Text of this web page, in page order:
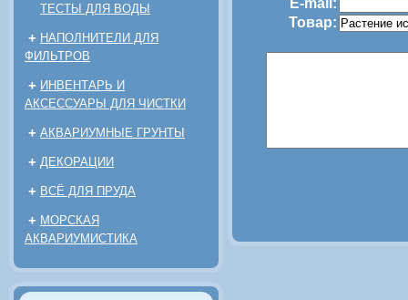
ТЕСТЫ ДЛЯ ВОДЫ
+ НАПОЛНИТЕЛИ ДЛЯ
ФИЛЬТРОВ
+ ИНВЕНТАРЬ И
АКСЕССУАРЫ ДЛЯ ЧИСТКИ
+ АКВАРИУМНЫЕ ГРУНТЫ
+ ДЕКОРАЦИИ
+ ВСЁ ДЛЯ ПРУДА
+ МОРСКАЯ
АКВАРИУМИСТИКА
E-mail:
Товар: